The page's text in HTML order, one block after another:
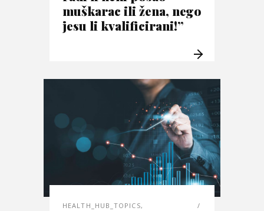
muškarac ili žena, nego
jesu li kvalificirani!”
HEALTH_HUB_TOPICS,